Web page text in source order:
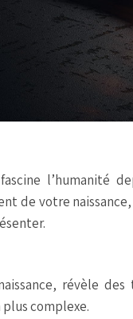
l’humanité
de votre
révèle des
complexe.